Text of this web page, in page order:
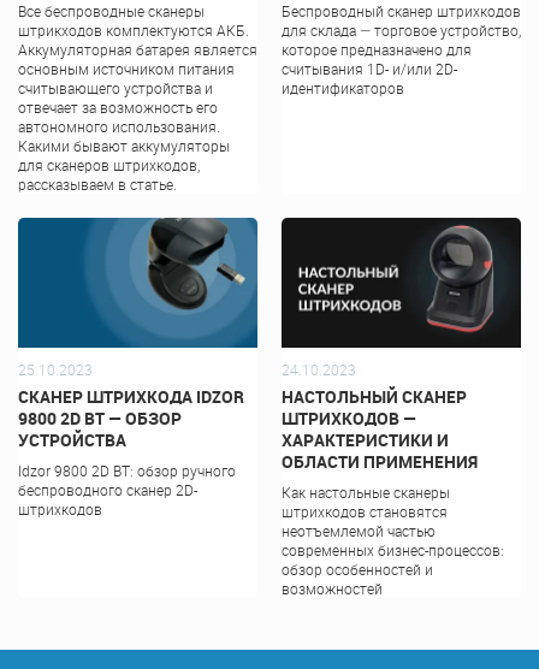
Все беспроводные сканеры
штрикходов комплектуются АКБ.
Аккумуляторная батарея является
основным источником питания
считывающего устройства и
отвечает за возможность его
автономного использования.
Какими бывают аккумуляторы
для сканеров штрихкодов,
рассказываем в статье.
Беспроводный сканер штрихкодов
для склада — торговое устройство,
которое предназначено для
считывания 1D- и/или 2D-
идентификаторов
25.10.2023
СКАНЕР ШТРИХКОДА IDZOR
9800 2D BT — ОБЗОР
УСТРОЙСТВА
Idzor 9800 2D BT: обзор ручного
беспроводного сканер 2D-
штрихкодов
24.10.2023
НАСТОЛЬНЫЙ СКАНЕР
ШТРИХКОДОВ —
ХАРАКТЕРИСТИКИ И
ОБЛАСТИ ПРИМЕНЕНИЯ
Как настольные сканеры
штрихкодов становятся
неотъемлемой частью
современных бизнес-процессов:
обзор особенностей и
возможностей